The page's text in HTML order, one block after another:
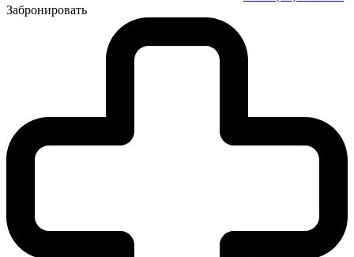
Забронировать